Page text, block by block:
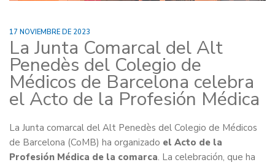
17 NOVIEMBRE DE 2023
La Junta Comarcal del Alt
Penedès del Colegio de
Médicos de Barcelona celebra
el Acto de la Profesión Médica
La Junta comarcal del Alt Penedès del Colegio de Médicos
de Barcelona (CoMB) ha organizado el Acto de la
Profesión Médica de la comarca. La celebración, que ha